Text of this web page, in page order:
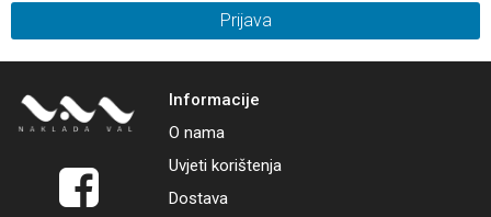
Prijava
Informacije
O nama
Uvjeti korištenja
Dostava